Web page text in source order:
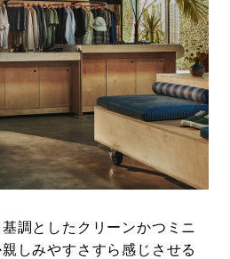
調としたクリーンかつミニ
しみやすさすら感じさせる